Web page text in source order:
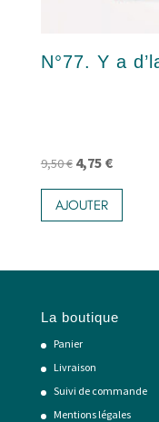
N°77. Y a
9,50€ Le
prix
initial
4,75 €Le
prix
AJOUTER
La boutique
Panier
Livraison
Suivi de commande
Mentions légales